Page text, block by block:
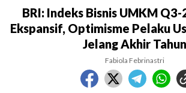
BRI: Indeks Bisnis UMKM
Ekspansif, Optimisme Pelaku
Jelang Akhir Tahun
Fabiola Febrinastri